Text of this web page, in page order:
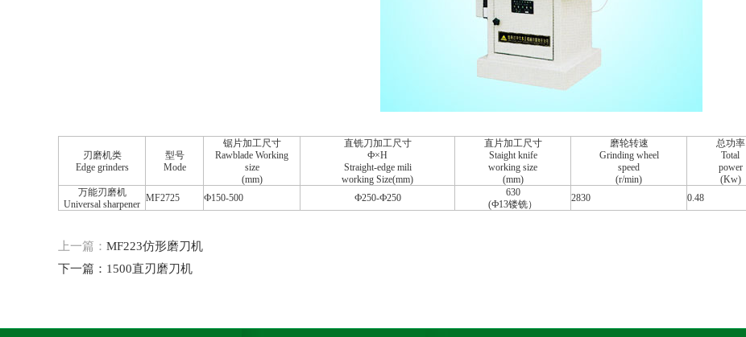
刃磨机类
Edge grinders
型号
Mode
锯片加工尺寸
Rawblade Working
size
(mm)
直铣刀加工尺寸
Ф×H
Straight-edge mili
working Size(mm)
直片加工尺寸
Staight knife
working size
(mm)
磨轮转速
Grinding wheel
speed
(r/min)
总功率
Total
power
(Kw)
万能刃磨机
Universal sharpener
MF2725 Ф150-500 Ф250-Ф250
630
(Ф13镂铣）
2830 0.48
上一篇： MF223仿形磨刀机
下一篇： 1500直刃磨刀机